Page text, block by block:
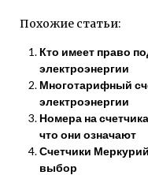
Похожие статьи:
Кто имеет право
электроэнергии
Многотарифный
электроэнергии
Номера на
что они означают
Счетчики
выбор